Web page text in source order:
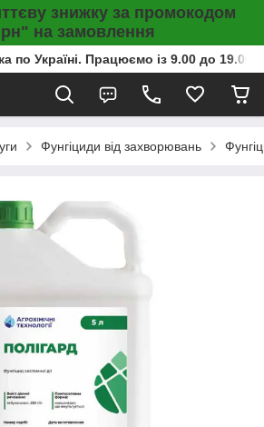
знижку за промокодом
на замовлення
по Україні. Працюємо із 9.00 до
Фунгіциди від захворювань